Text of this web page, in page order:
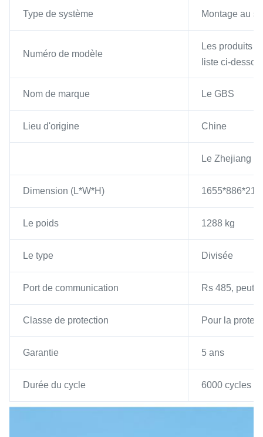
Type de système Montage au
Numéro de modèle
Les produits
liste ci-
Nom de marque Le GBS
Lieu d'origine Chine
Le Zhejiang
Dimension (L*W*H)
Le poids 1288 kg
Le type Divisée
Port de communication Rs 485, peut
Classe de protection Pour la
Garantie 5 ans
Durée du cycle 6000 cycles